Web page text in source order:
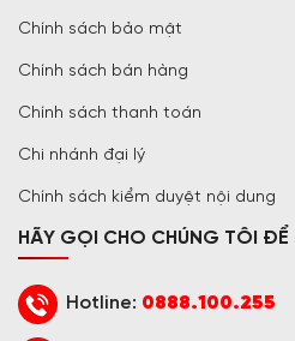
Chính sách bảo mật
Chính sách bán hàng
Chính sách thanh toán
Chi nhánh đại lý
Chính sách kiểm duyệt nội dung
HÃY GỌI CHO CHÚNG TÔI
Hotline: 0888.100.255